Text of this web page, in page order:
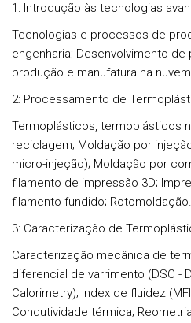
1: Introdução às tecnologias
Tecnologias e processos de
engenharia; Desenvolvimento
produção e manufatura na
2: Processamento de
Termoplásticos, termoplásticos
reciclagem; Moldação por
micro-injeção); Moldação por
filamento de impressão 3D;
filamento fundido; Rotomoldação.
3: Caracterização de
Caracterização mecânica de
diferencial de varrimento (DSC -
Calorimetry); Index de fluidez
Condutividade térmica;